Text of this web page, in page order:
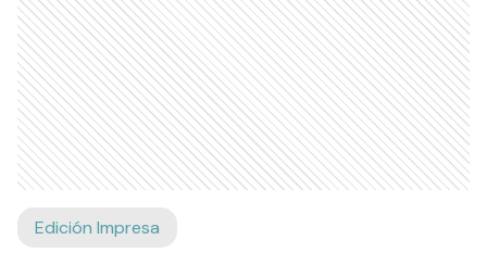
Edición Impresa